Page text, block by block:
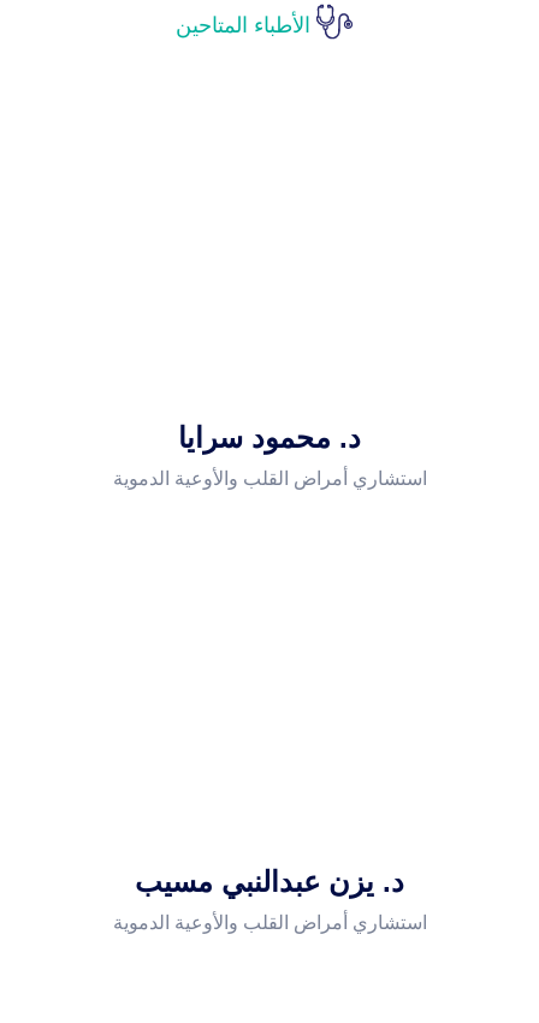
الأطباء المتاحين
د. محمود سرايا
استشاري أمراض القلب والأوعية الدموية
د. يزن عبدالنبي مسيب
استشاري أمراض القلب والأوعية الدموية